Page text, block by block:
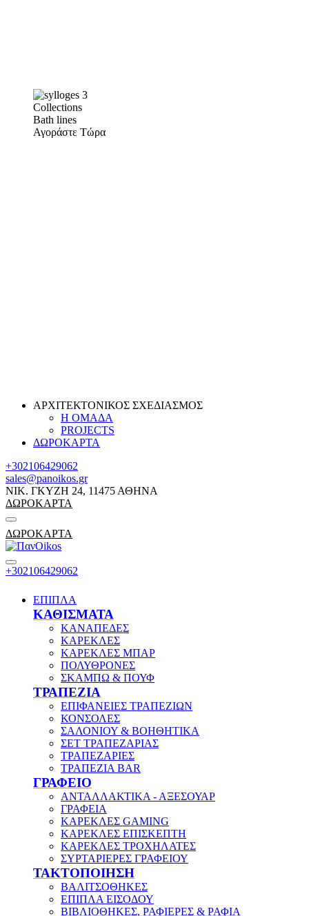
Collections
Bath lines
Αγοράστε Τώρα
ΑΡΧΙΤΕΚΤΟΝΙΚΟΣ ΣΧΕΔΙΑΣΜΟΣ
Η ΟΜΑΔΑ
PROJECTS
ΔΩΡΟΚΑΡΤΑ
+302106429062
sales@panoikos.gr
ΝΙΚ. ΓΚΥΖΗ 24, 11475 ΑΘΗΝΑ
ΔΩΡΟΚΑΡΤΑ
ΔΩΡΟΚΑΡΤΑ
+302106429062
ΕΠΙΠΛΑ
ΚΑΘΙΣΜΑΤΑ
ΚΑΝΑΠΕΔΕΣ
ΚΑΡΕΚΛΕΣ
ΚΑΡΕΚΛΕΣ ΜΠΑΡ
ΠΟΛΥΘΡΟΝΕΣ
ΣΚΑΜΠΩ & ΠΟΥΦ
ΤΡΑΠΕΖΙΑ
ΕΠΙΦΑΝΕΙΕΣ ΤΡΑΠΕΖΙΩΝ
ΚΟΝΣΟΛΕΣ
ΣΑΛΟΝΙΟΥ & ΒΟΗΘΗΤΙΚΑ
ΣΕΤ ΤΡΑΠΕΖΑΡΙΑΣ
ΤΡΑΠΕΖΑΡΙΕΣ
ΤΡΑΠΕΖΙΑ BAR
ΓΡΑΦΕΙΟ
ΑΝΤΑΛΛΑΚΤΙΚΑ - ΑΞΕΣΟΥΑΡ
ΓΡΑΦΕΙΑ
ΚΑΡΕΚΛΕΣ GAMING
ΚΑΡΕΚΛΕΣ ΕΠΙΣΚΕΠΤΗ
ΚΑΡΕΚΛΕΣ ΤΡΟΧΗΛΑΤΕΣ
ΣΥΡΤΑΡΙΕΡΕΣ ΓΡΑΦΕΙΟΥ
ΤΑΚΤΟΠΟΙΗΣΗ
ΒΑΛΙΤΣΟΘΗΚΕΣ
ΕΠΙΠΛΑ ΕΙΣΟΔΟΥ
ΒΙΒΛΙΟΘΗΚΕΣ, ΡΑΦΙΕΡΕΣ & ΡΑΦΙΑ